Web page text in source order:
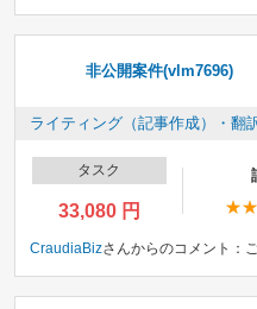
非公開案件(vlm7696)
ライティング（記事作成）・翻
タスク
33,080 円
CraudiaBizさんからのコメント：